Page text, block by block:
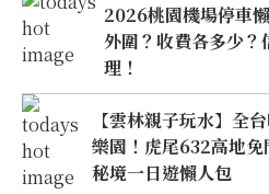
2026桃園機場停車
外圍？收費各多少
理！
【雲林親子玩水】全
樂園！虎尾632高地
秘境一日遊懶人包